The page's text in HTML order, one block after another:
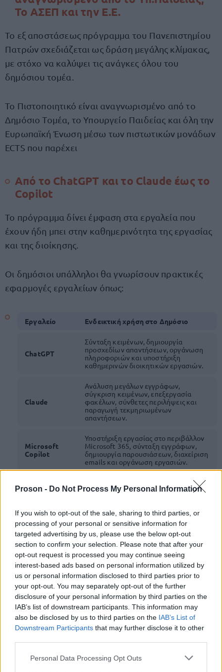
Proson - Do Not Process My Personal Information
If you wish to opt-out of the sale, sharing to third parties, or
processing of your personal or sensitive information for
targeted advertising by us, please use the below opt-out
section to confirm your selection. Please note that after your
opt-out request is processed you may continue seeing
interest-based ads based on personal information utilized by
us or personal information disclosed to third parties prior to
your opt-out. You may separately opt-out of the further
disclosure of your personal information by third parties on the
IAB’s list of downstream participants. This information may
also be disclosed by us to third parties on the IAB’s List of
Downstream Participants that may further disclose it to other
Please note that this website/app uses one or more Google
Personal Data Processing Opt Outs
Το ΑΣΕΠ και την Ε.Ε.
Το εξ αποστάσεως πρόγραμμα του Πανεπιστημίου
Πατρών σχεδιάζεται ως δράση μεγάλης κλίμακας,
με στόχο να καλύψει τις ανάγκες όλου του
δημόσιου τομέα.
Το Πιστοποιητικό είναι αναγνωρισμένο από το
Δημόσιο Τομέα, το Υπουργείο Παιδείας και όλη την
Ευρωπαϊκή Ένωση μέσω των πιστωτικών μονάδων
ECTS που παρέχει
Από το ChatGPT και το Claude έως το
Copilot
Το πρόγραμμα δίνει έμφαση στα εργαλεία που
έχουν ήδη μπει στην καθημερινότητα της εργασίας
και της διοίκησης.
Οι δημόσιοι υπάλληλοι θα γνωρίσουν πρακτικές
εφαρμογές εργαλείων όπως:
Εργαλείο Ενδεικτική χρήση στο Δημόσιο
ChatGPT
Σύνταξη κειμένων, δημιουργία
προσχεδίων απαντήσεων, οργάνωση
πληροφοριών και υποστήριξη
καθημερινών διοικητικών εργασιών.
Claude
Ανάλυση μεγάλων εγγράφων,
σύγκριση κειμένων, επεξεργασία
φακέλων, σύνθετες περιλήψεις και
παραγωγή τεκμηριωμένων
απαντήσεων.
Microsoft
Copilot
Υποστήριξη εργασίας στο περιβάλλον
Microsoft 365, σύνταξη εγγράφων,
δημιουργία παρουσιάσεων, διαχείριση
emails και οργάνωση εργασιών.
Νοημοσύνης στο οικοσύστημα της
παραγωγικής εργασίας.
NotebookLM
Οργάνωση πηγών, μελέτη φακέλων,
ανάλυση εγγράφων, δημιουργία
περιλήψεων και σύνθεση
πληροφοριών από συγκεκριμένο
υλικό.
Η διαφορά είναι ότι οι συμμετέχοντες δεν θα
μάθουν απλώς να χρησιμοποιούν εργαλεία.Θα
μάθουν να τααξιοποιούν με κριτική σκέψη,
μεθοδολογία, επαλήθευση και σεβασμό στους
κανόνες της δημόσιας διοίκησης.